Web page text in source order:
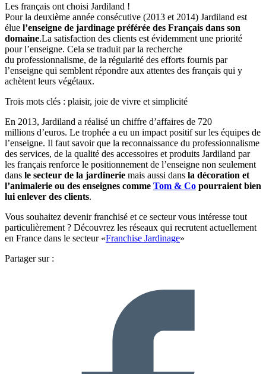
Les français ont choisi Jardiland !
Pour la deuxième année consécutive (2013 et 2014) Jardiland est
élue l’enseigne de jardinage préférée des Français dans son
domaine.La satisfaction des clients est évidemment une priorité
pour l’enseigne. Cela se traduit par la recherche
du professionnalisme, de la régularité des efforts fournis par
l’enseigne qui semblent répondre aux attentes des français qui y
achètent leurs végétaux.
Trois mots clés : plaisir, joie de vivre et simplicité
En 2013, Jardiland a réalisé un chiffre d’affaires de 720
millions d’euros. Le trophée a eu un impact positif sur les équipes de
l’enseigne. Il faut savoir que la reconnaissance du professionnalisme
des services, de la qualité des accessoires et produits Jardiland par
les français renforce le positionnement de l’enseigne non seulement
dans le secteur de la jardinerie mais aussi dans la décoration et
l’animalerie ou des enseignes comme Tom & Co pourraient bien
lui enlever des clients.
Vous souhaitez devenir franchisé et ce secteur vous intéresse tout
particulièrement ? Découvrez les réseaux qui recrutent actuellement
en France dans le secteur «Franchise Jardinage»
Partager sur :